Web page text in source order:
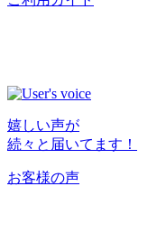
嬉しい声が
続々と届いてます！
お客様の声